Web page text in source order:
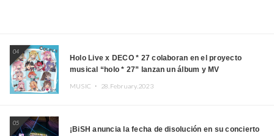
04
Holo Live x DECO * 27 colaboran en el proyecto
musical “holo * 27” lanzan un álbum y MV
MUSIC ・ 28.February.2023
05
¡BiSH anuncia la fecha de disolución en su concierto